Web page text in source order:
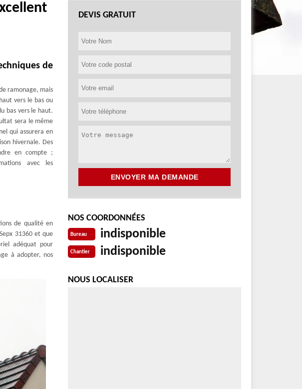
de
ramonage, mais
vers le bas ou
bas vers le haut.
sera le même
qui assurera en
hivernale. Des
en compte ;
avec les
de qualité en
31360 et que
adéquat pour
à adopter, nos
DEVIS GRATUIT
NOS COORDONNÉES
Bureau indisponible
Chantier indisponible
NOUS LOCALISER